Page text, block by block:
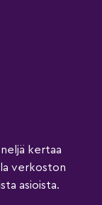
kertaa
verkoston
asioista.